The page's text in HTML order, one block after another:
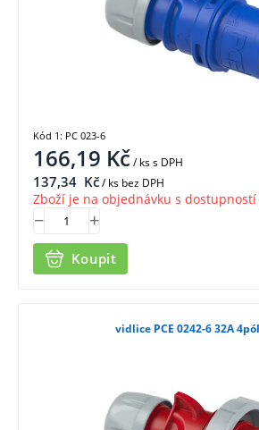
166,19 Kč/ kss DPH
137,34 Kč/ ks bez DPH
Zboží je na objednávku s dostupností
Koupit
Kód 1: PC 023-6
vidlice PCE 0242-6 32A